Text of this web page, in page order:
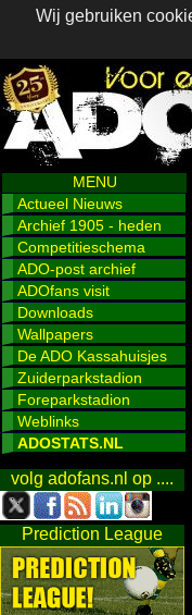
Wij gebruiken
MENU
Actueel Nieuws
Archief 1905 - heden
Competitieschema
ADO-post archief
ADOfans visit
Downloads
Wallpapers
De ADO Kassahuisjes
Zuiderparkstadion
Foreparkstadion
Weblinks
ADOSTATS.NL
volg adofans.nl op ....
Prediction League